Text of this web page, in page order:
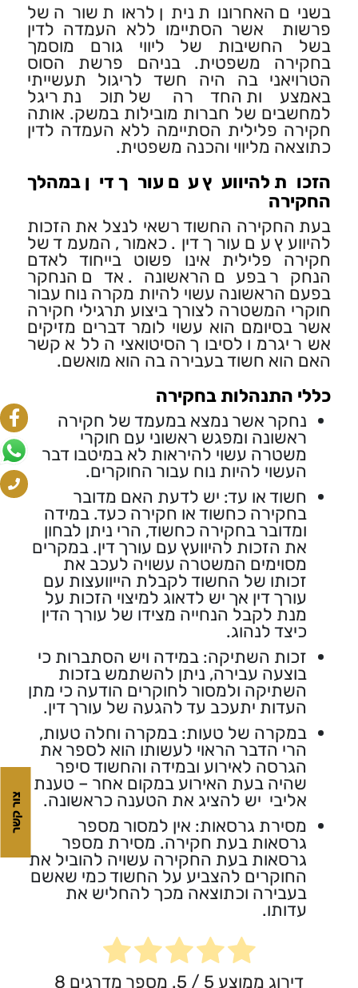
צור קשר
בשנים האחרונות ניתן לראות שורה של
פרשות אשר הסתיימו ללא העמדה לדין
בשל החשיבות של ליווי גורם מוסמך
בחקירה משפטית. בניהם פרשת הסוס
הטרויאני בה היה חשד לריגול תעשייתי
באמצעות החדרה של תוכנת ריגל
למחשבים של חברות מובילות במשק. אותה
חקירה פלילית הסתיימה ללא העמדה לדין
כתוצאה מליווי והכנה משפטית.
הזכות להיוועץ עם עורך דין במהלך
החקירה
בעת החקירה החשוד רשאי לנצל את הזכות
להיוועץ עם עורך דין. כאמור, המעמד של
חקירה פלילית אינו פשוט בייחוד לאדם
הנחקר בפעם הראשונה. אדם הנחקר
בפעם הראשונה עשוי להיות מקרה נוח עבור
חוקרי המשטרה לצורך ביצוע תרגילי חקירה
אשר בסיומם הוא עשוי לומר דברים מזיקים
אשר יגרמו לסיבוך הסיטואציה ללא קשר
האם הוא חשוד בעבירה בה הוא מואשם.
כללי התנהלות בחקירה
נחקר אשר נמצא במעמד של חקירה
ראשונה ומפגש ראשוני עם חוקרי
משטרה עשוי להיראות לא במיטבו דבר
העשוי להיות נוח עבור החוקרים.
חשוד או עד: יש לדעת האם מדובר
בחקירה כחשוד או חקירה כעד. במידה
ומדובר בחקירה כחשוד, הרי ניתן לבחון
את הזכות להיוועץ עם עורך דין. במקרים
מסוימים המשטרה עשויה לעכב את
זכותו של החשוד לקבלת הייוועצות עם
עורך דין אך יש לדאוג למיצוי הזכות על
מנת לקבל הנחייה מצידו של עורך הדין
כיצד לנהוג.
זכות השתיקה: במידה ויש הסתברות כי
בוצעה עבירה, ניתן להשתמש בזכות
השתיקה ולמסור לחוקרים הודעה כי מתן
העדות יתעכב עד להגעה של עורך דין.
במקרה של טעות: במקרה וחלה טעות,
הרי הדבר הראוי לעשותו הוא לספר את
הגרסה לאירוע ובמידה והחשוד סיפר
שהיה בעת האירוע במקום אחר – טענת
אליבי יש להציג את הטענה כראשונה.
מסירת גרסאות: אין למסור מספר
גרסאות בעת חקירה. מסירת מספר
גרסאות בעת החקירה עשויה להוביל את
החוקרים להצביע על החשוד כמי שאשם
בעבירה וכתוצאה מכך להחליש את
עדותו.
דירוג ממוצע 5 / 5. מספר מדרגים 8